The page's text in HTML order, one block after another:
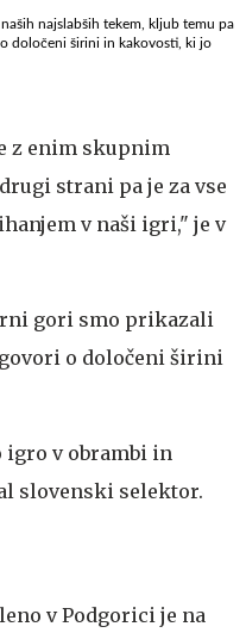
najslabših tekem, kljub temu pa
določeni širini in kakovosti, ki jo
z enim skupnim
strani pa je za vse
v naši igri," je v
gori smo prikazali
o določeni širini
v obrambi in
slovenski selektor.
v Podgorici je na